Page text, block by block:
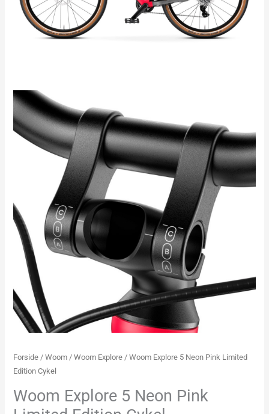
Forside /Woom /Woom Explore / Woom Explore 5 Neon Pink Limited
Edition Cykel
Woom Explore 5 Neon Pink